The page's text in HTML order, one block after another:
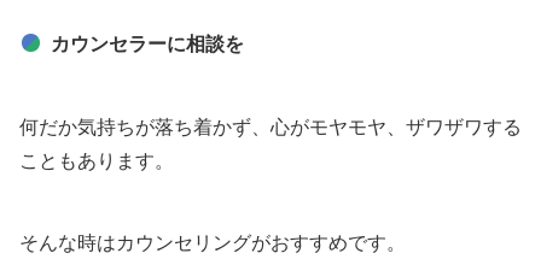
カウンセラーに相談を
何だか気持ちが落ち着かず、心がモヤモヤ、ザワザワする
こともあります。
そんな時はカウンセリングがおすすめです。